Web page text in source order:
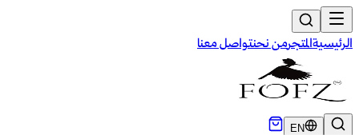
الرئيسيةالمتجرمن نحنتواصل معنا
EN